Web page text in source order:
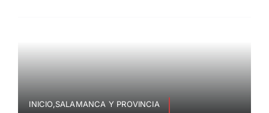
INICIO,SALAMANCA Y PROVINCIA